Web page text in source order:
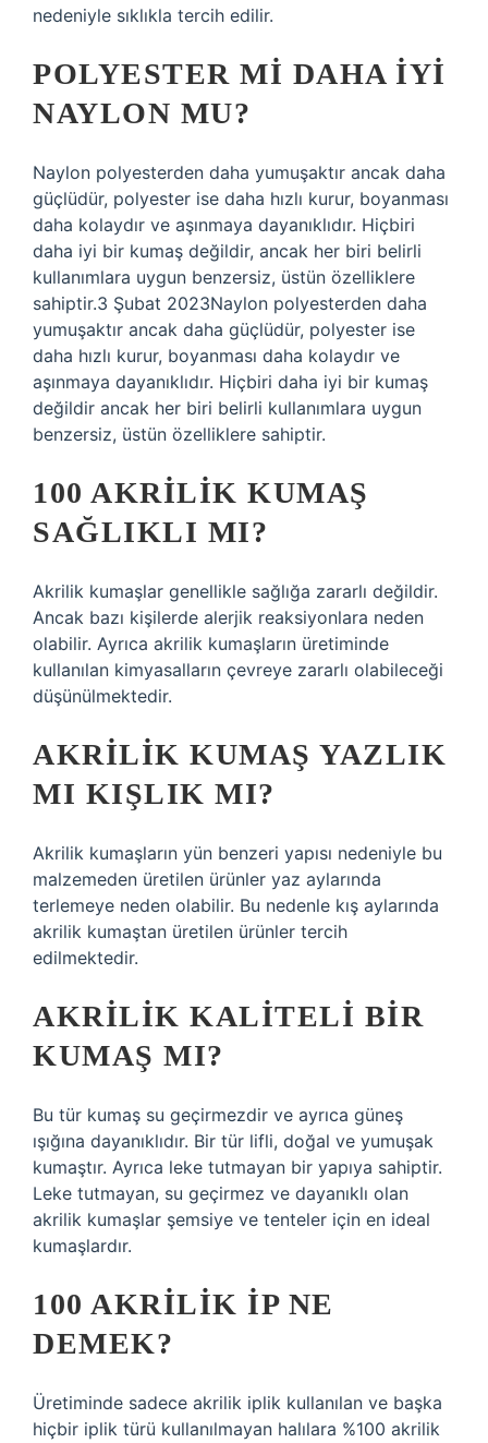
nedeniyle sıklıkla tercih edilir.
POLYESTER MI DAHA IYI
NAYLON MU?
Naylon polyesterden daha yumuşaktır ancak daha
güçlüdür, polyester ise daha hızlı kurur, boyanması
daha kolaydır ve aşınmaya dayanıklıdır. Hiçbiri
daha iyi bir kumaş değildir, ancak her biri belirli
kullanımlara uygun benzersiz, üstün özelliklere
sahiptir.3 Şubat 2023Naylon polyesterden daha
yumuşaktır ancak daha güçlüdür, polyester ise
daha hızlı kurur, boyanması daha kolaydır ve
aşınmaya dayanıklıdır. Hiçbiri daha iyi bir kumaş
değildir ancak her biri belirli kullanımlara uygun
benzersiz, üstün özelliklere sahiptir.
100 AKRILIK KUMAŞ
SAĞLIKLI MI?
Akrilik kumaşlar genellikle sağlığa zararlı değildir.
Ancak bazı kişilerde alerjik reaksiyonlara neden
olabilir. Ayrıca akrilik kumaşların üretiminde
kullanılan kimyasalların çevreye zararlı olabileceği
düşünülmektedir.
AKRILIK KUMAŞ YAZLIK
MI KIŞLIK MI?
Akrilik kumaşların yün benzeri yapısı nedeniyle bu
malzemeden üretilen ürünler yaz aylarında
terlemeye neden olabilir. Bu nedenle kış aylarında
akrilik kumaştan üretilen ürünler tercih
edilmektedir.
AKRILIK KALITELI BIR
KUMAŞ MI?
Bu tür kumaş su geçirmezdir ve ayrıca güneş
ışığına dayanıklıdır. Bir tür lifli, doğal ve yumuşak
kumaştır. Ayrıca leke tutmayan bir yapıya sahiptir.
Leke tutmayan, su geçirmez ve dayanıklı olan
akrilik kumaşlar şemsiye ve tenteler için en ideal
kumaşlardır.
100 AKRILIK IP NE
DEMEK?
Üretiminde sadece akrilik iplik kullanılan ve başka
hiçbir iplik türü kullanılmayan halılara %100 akrilik